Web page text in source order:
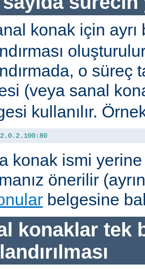
konak için
o süreç
(veya sanal
kullanılır.
. 2.100: 80
konak ismi
önerilir
belgesine
konaklar tek